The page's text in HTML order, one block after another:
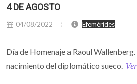
4 DE AGOSTO
04/08/2022 Efemérides
Día de Homenaje a Raoul
nacimiento del diplomático sueco.